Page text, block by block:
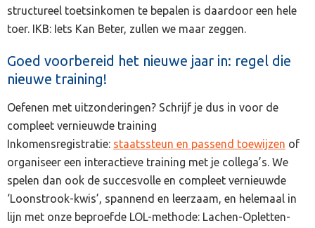
structureel toetsinkomen te bepalen is daardoor een hele
toer. IKB: Iets Kan Beter, zullen we maar zeggen.
Goed voorbereid het nieuwe jaar in: regel die
nieuwe training!
Oefenen met uitzonderingen? Schrijf je dus in voor de
compleet vernieuwde training
Inkomensregistratie: staatssteun en passend toewijzen of
organiseer een interactieve training met je collega’s. We
spelen dan ook de succesvolle en compleet vernieuwde
‘Loonstrook-kwis’, spannend en leerzaam, en helemaal in
lijn met onze beproefde LOL-methode: Lachen-Opletten-